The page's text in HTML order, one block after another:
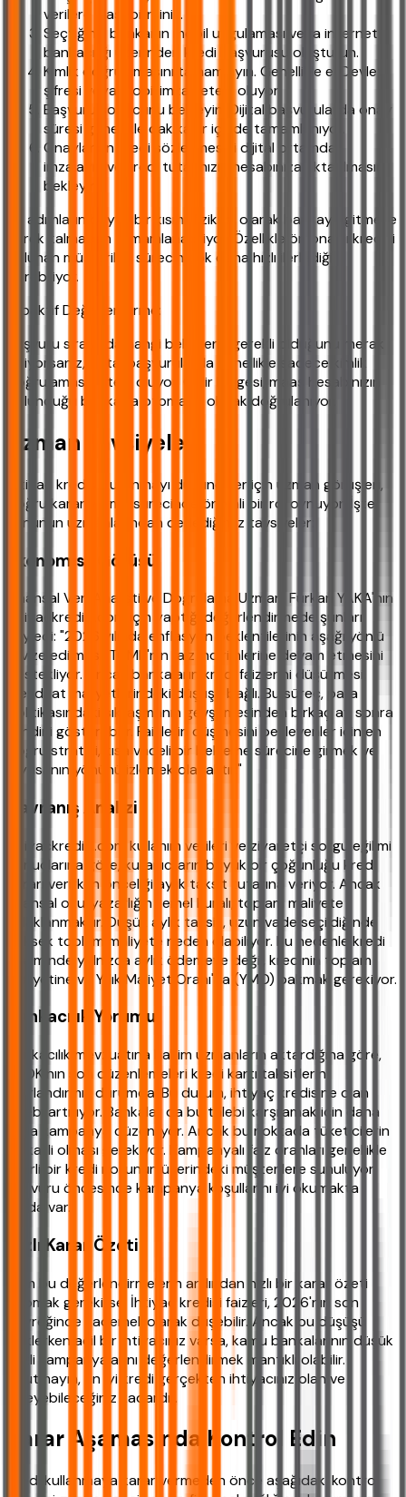
verilere ulaşabilirsiniz.
Seçtiğiniz bankanın mobil uygulaması veya internet
bankacılığı üzerinden kredi başvurusu oluşturun.
Kimlik doğrulamasını tamamlayın. Genellikle e-Devlet
şifresi veya mobil imza yeterli oluyor.
Başvuru sonucunu bekleyin. Dijital başvurularda onay
süresi genellikle dakikalar içinde tamamlanıyor.
Onaylanan kredi sözleşmesini dijital ortamda
imzalayın ve kredi tutarınızın hesabınıza aktarılmasını
bekleyin.
Bu adımların büyük bir kısmı, fiziksel olarak bankaya gitmeye
gerek kalmadan tamamlanabiliyor. Özellikle ön onaylı kredisi
bulunan müşteriler, sürecin çok daha hızlı ilerlediğini
görebiliyor.
Proaktif Değerlendirme:
Başvuru sırasında hangi belgelerin gerekli olduğunu merak
ediyorsanız, dijital başvurularda genellikle sadece kimlik
doğrulaması yeterli oluyor. Gelir belgesi, maaş hesabınızın
bulunduğu bankada otomatik olarak doğrulanıyor.
Uzman Tavsiyeleri
İhtiyaç kredisi kullanmayı düşünenler için uzman görüşleri,
doğru karar verme sürecinde önemli bir rol oynuyor. İşte
konunun uzmanlarından derlediğimiz tavsiyeler:
Ekonomist Görüşü
Finansal Veri Analisti ve Doğrulama Uzmanı Furkan YAKA'nın
ihtiyackredisi.com için yaptığı değerlendirmede şunları
söyledi: "2026 yılında enflasyon beklentilerinin aşağı yönlü
revize edilmesi, TCMB'nin faiz indirimlerine devam etmesini
destekliyor. Ancak bankaların kredi faizlerini düşürmesi,
mevduat maliyetlerindeki düşüşe bağlı. Bu süreç, para
politikasındaki sıkılaşmanın gevşemesinden birkaç ay sonra
kendini gösterebilir. Faizlerin düşmesini bekleyenler için en
doğru strateji, kısa vadeli bir bekleme sürecine girmek ve
piyasanın yönünü izlemek olacaktır."
Davranış Analizi
ihtiyackredisi.com kullanım verileri ve ziyaretçi sorgu eğilimi
sonuçlarına göre, kullanıcıların büyük bir çoğunluğu kredi
kararı verirken önceliği aylık taksit tutarına veriyor. Ancak
finansal okuryazarlığın temel kuralı, toplam maliyete
odaklanmaktır. Düşük aylık taksit, uzun vade seçildiğinde
yüksek toplam maliyete neden olabiliyor. Bu nedenle kredi
seçiminde yalnızca aylık ödemeye değil, kredinin toplam
maliyetine ve Yıllık Maliyet Oranı'na (YMO) bakmak gerekiyor.
Bankacılık Yorumu
Bankacılık mevzuatına hakim uzmanların aktardığına göre,
BDDK'nın son düzenlemeleri kredi kartı taksitlerini
sınırlandırmış durumda. Bu durum, ihtiyaç kredisine olan
talebi artırıyor. Bankalar da bu talebi karşılamak için daha
fazla kampanya düzenliyor. Ancak bu noktada tüketicilerin
dikkatli olması gerekiyor. Kampanyalı faiz oranları genellikle
belirli bir kredi notunun üzerindeki müşterilere sunuluyor.
Başvuru öncesinde kampanya koşullarını iyi okumakta
fayda var.
Hızlı Karar Özeti
Tüm bu değerlendirmelerin ardından hızlı bir karar özeti
yapmak gerekirse: İhtiyaç kredisi faizleri, 2026'nın son
çeyreğinde kademeli olarak düşebilir. Ancak bu düşüşü
beklerken acil bir ihtiyacınız varsa, kamu bankalarının düşük
faizli kampanyalarını değerlendirmek mantıklı olabilir.
Unutmayın, en iyi kredi gerçekten ihtiyacınız olan ve
ödeyebileceğiniz kadardır.
Karar Aşamasında Kontrol Edin
Kredi kullanmaya karar vermeden önce aşağıdaki kontrol